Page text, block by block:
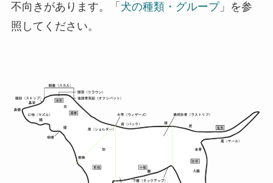
不向きがあります。「 犬の種類・グループ」を参
照してください。